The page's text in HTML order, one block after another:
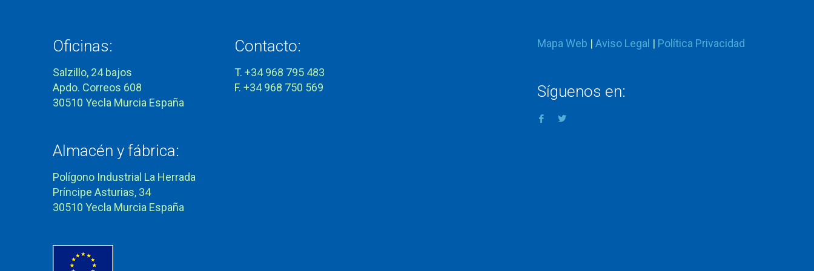
Oficinas:
Salzillo, 24 bajos
Apdo. Correos 608
30510 Yecla Murcia España
Almacén y fábrica:
Polígono Industrial La Herrada
Príncipe Asturias, 34
30510 Yecla Murcia España
Contacto:
T. +34 968 795 483
F. +34 968 750 569
Mapa Web | Aviso Legal | Política Privacidad
Síguenos en: